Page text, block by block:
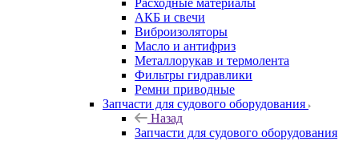
Расходные материалы
АКБ и свечи
Виброизоляторы
Масло и антифриз
Металлорукав и термолента
Фильтры гидравлики
Ремни приводные
Запчасти для судового оборудования
Назад
Запчасти для судового оборудования